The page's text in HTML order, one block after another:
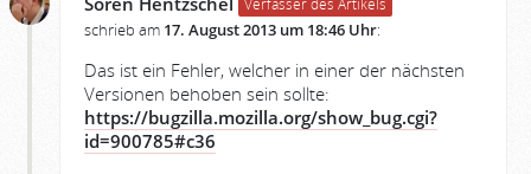
Verfasser des Artikels
schrieb am 17. August 2013 um 18:46 Uhr:
Das ist ein Fehler, welcher in einer der nächsten
Versionen behoben sein sollte:
https://bugzilla.mozilla.org/show_bug.cgi?
id=900785#c36